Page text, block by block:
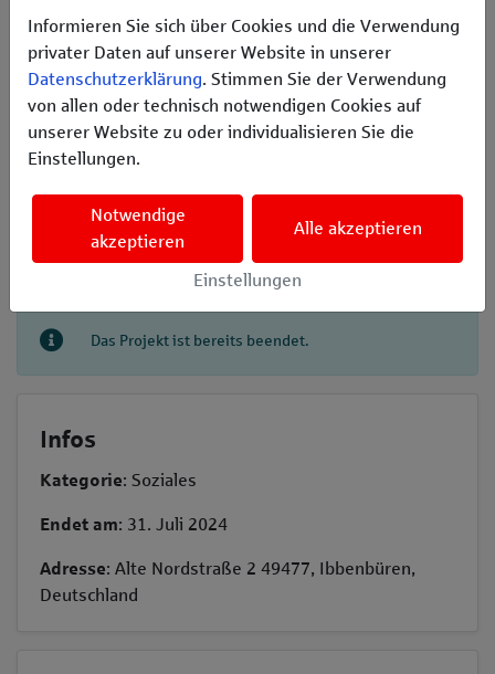
Informieren Sie sich über Cookies und die Verwendung
privater Daten auf unserer Website in unserer
Datenschutzerklärung. Stimmen Sie der Verwendung
von allen oder technisch notwendigen Cookies auf
unserer Website zu oder individualisieren Sie die
Einstellungen.
Notwendige
akzeptieren
Alle akzeptieren
Einstellungen
𝕏
Das Projekt ist bereits beendet.
Infos
Kategorie: Soziales
Endet am: 31. Juli 2024
Adresse: Alte Nordstraße 2 49477, Ibbenbüren,
Deutschland